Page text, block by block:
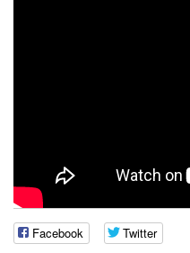
Facebook Twitter